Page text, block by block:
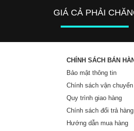
GIÁ CẢ PHẢI
CHÍNH SÁCH BÁN
Bảo mật thông tin
Chính sách vận chuyển
Quy trình giao hàng
Chính sách đổi trả hàng
Hướng dẫn mua hàng